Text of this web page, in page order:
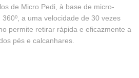
de Micro Pedi, à base de micro-
a uma velocidade de 30 vezes
permite retirar rápida e eficazmente a
pés e calcanhares.